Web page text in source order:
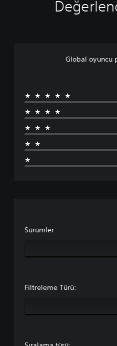
Global oyuncu
★★★★★
★★★★
★★★
★★
★
Sürümler
Filtreleme Türü: